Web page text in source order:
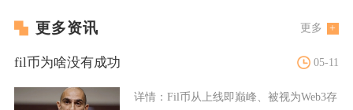
更多资讯 更多
fil币为啥没有成功 05-11
详情： Fil币从上线即巅峰、被视为Web3存